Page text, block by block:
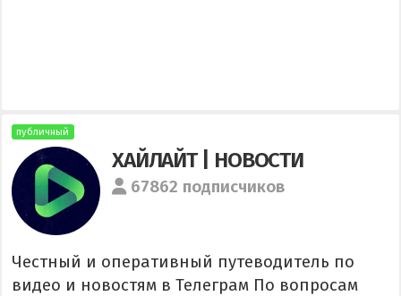
публичный
ХАЙЛАЙТ | НОВОСТИ
67862 подписчиков
Честный и оперативный путеводитель по
видео и новостям в Телеграм По вопросам